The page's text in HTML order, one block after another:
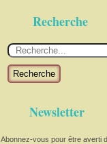
Recherche
Recherche
Newsletter
Abonnez-vous pour être averti